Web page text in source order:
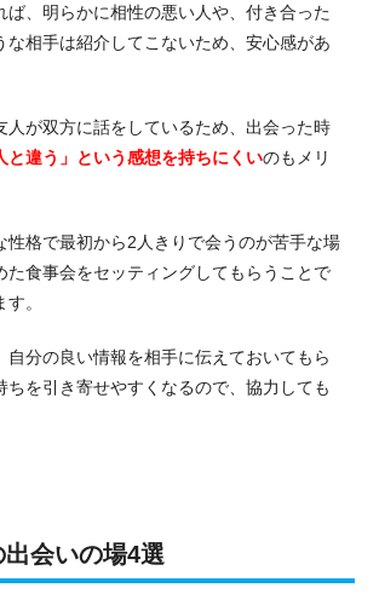
ば、明らかに相性の悪い人や、付き合った
な相手は紹介してこないため、安心感があ
人が双方に話をしているため、出会った時
と違う」という感想を持ちにくいのもメリ
性格で最初から2人きりで会うのが苦手な場
た食事会をセッティングしてもらうことで
。
自分の良い情報を相手に伝えておいてもら
ちを引き寄せやすくなるので、協力しても
会いの場4選